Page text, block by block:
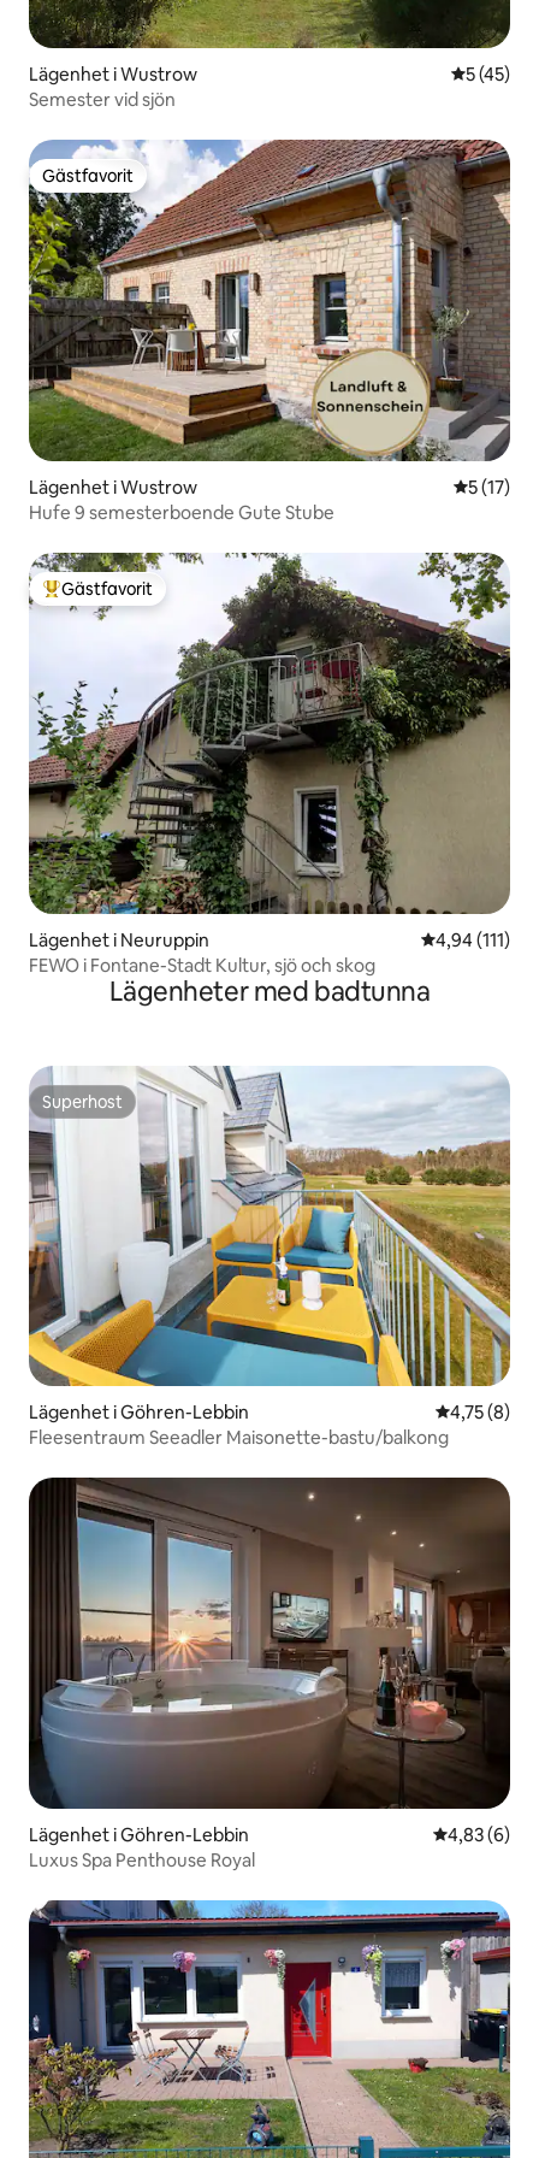
Lägenhet i Wustrow 5 av 5 i
5 (45)
Semester vid sjön
Gästfavorit
Gästfavorit
Lägenhet i Wustrow 5 av 5 i
5 (17)
Hufe 9 semesterboende Gute Stube
Populär gästfavorit
Gästfavorit
Lägenhet i Neuruppin 4,94 av 5 i
4,94 (111)
FEWO i Fontane-Stadt Kultur, sjö och skog
Lägenheter med badtunna
Superhost
Superhost
Lägenhet i Göhren-Lebbin 4,75 av 5 i
4,75 (8)
Fleesentraum Seeadler Maisonette-bastu/balkong
Lägenhet i Göhren-Lebbin 4,83 av 5 i
4,83 (6)
Luxus Spa Penthouse Royal